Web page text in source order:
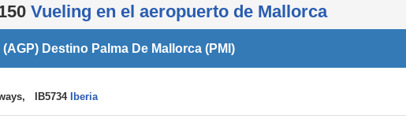
Vueling en el aeropuerto de Mallorca
Destino Palma De Mallorca (PMI)
IB5734 Iberia